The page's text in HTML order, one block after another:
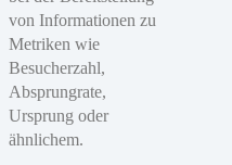
von Informationen zu
Metriken wie
Besucherzahl,
Absprungrate,
Ursprung oder
ähnlichem.